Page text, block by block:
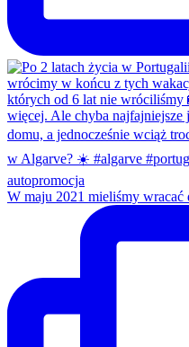
W maju 2021 mieliśmy wracać